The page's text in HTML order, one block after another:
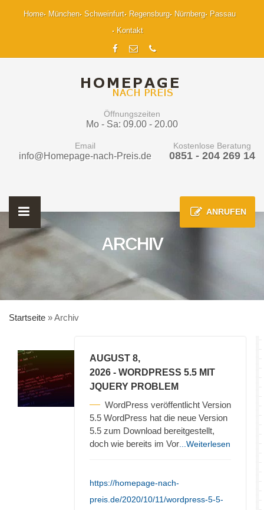
Home München Schweinfurt Regensburg Nürnberg
Passau
Kontakt
Öffnungszeiten
Mo - Sa: 09.00 - 20.00
Email
info@Homepage-nach-Preis.de
Kostenlose Beratung
0851 - 204 269 14
ANRUFEN
ARCHIV
Startseite »Archiv
AUGUST 8,
2026 - WORDPRESS 5.5 MIT
JQUERY PROBLEM
WordPress veröffentlicht Version
5.5 WordPress hat die neue Version
5.5 zum Download bereitgestellt,
doch wie bereits im Vor ...Weiterlesen
https://homepage-nach-
preis.de/2020/10/11/wordpress-5-5-